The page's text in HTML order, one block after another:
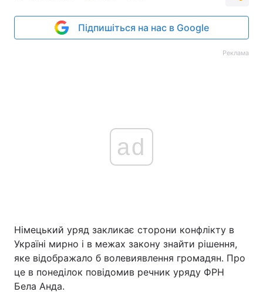
Підпишіться на нас в Google
Реклама
ad
Німецький уряд закликає сторони конфлікту в
Україні мирно і в межах закону знайти рішення,
яке відображало б волевиявлення громадян. Про
це в понеділок повідомив речник уряду ФРН
Бела Анда.